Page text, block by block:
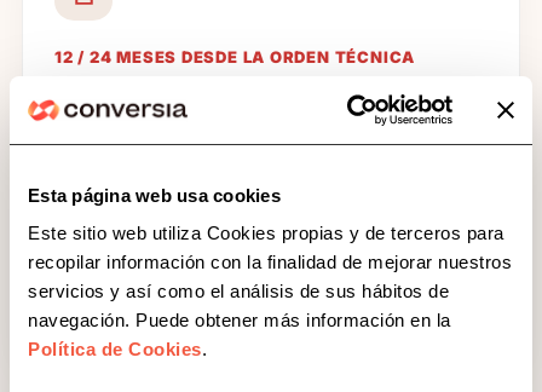
Esta página web usa cookies
Este sitio web utiliza Cookies propias y de terceros para
recopilar información con la finalidad de mejorar nuestros
servicios y así como el análisis de sus hábitos de
navegación. Puede obtener más información en la
Política de Cookies.
12 / 24 MESES DESDE LA ORDEN TÉCNICA
Factura electrónica B2B
empresarios y profesionales se aplicará de forma
volumen y 24 meses para el resto.
Consultar información oficial sobre factura
electrónica obligatoria →